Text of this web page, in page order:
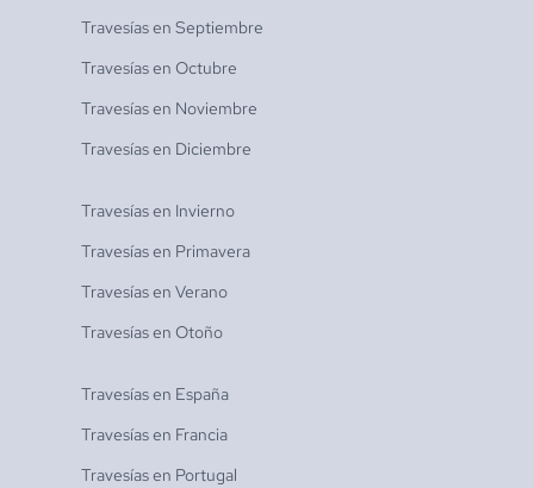
Travesías en Septiembre
Travesías en Octubre
Travesías en Noviembre
Travesías en Diciembre
Travesías en Invierno
Travesías en Primavera
Travesías en Verano
Travesías en Otoño
Travesías en España
Travesías en Francia
Travesías en Portugal